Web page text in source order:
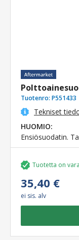
Tuotenro: P551433
Tekniset
HUOMIO:
Ensiösuodatin.
Tuotetta on
35,40 €
ei sis. alv